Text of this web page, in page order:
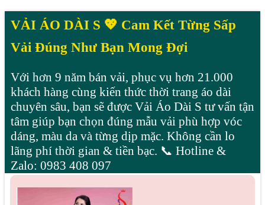
VẢI ÁO DÀI S 💖 Cam Kết Từng Sấp
Vải Đúng Như Bạn Mong Đợi
Với hơn 9 năm bán vải, phục vụ hơn 21.000
khách hàng cùng kiến thức thời trang áo dài
chuyên sâu, bạn sẽ được Vải Áo Dài S tư vấn tận
tâm giúp bạn chọn đúng mẫu vải phù hợp vóc
dáng, màu da và từng dịp mặc. Không cần lo
lãng phí thời gian & tiền bạc. 📞 Hotline &
Zalo: 0983 408 097